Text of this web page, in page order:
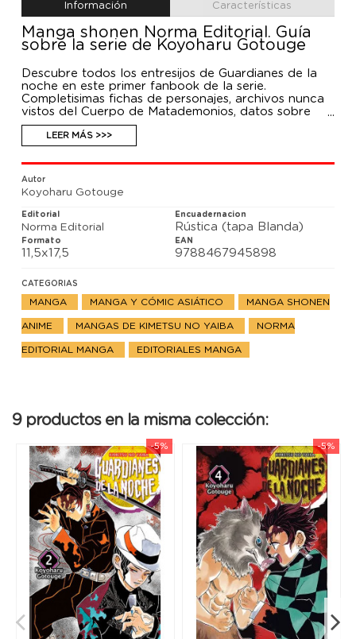
Información Características
Manga shonen Norma Editorial. Guía
sobre la serie de Koyoharu Gotouge
Descubre todos los entresijos de Guardianes de la
noche en este primer fanbook de la serie.
Completisimas fichas de personajes, archivos nunca
vistos del Cuerpo de Matademonios, datos sobre
Muzan y las lunas superiores, informes sobre los
sucesos más importantes de la trama... un volumen
imprescindible para cualquier fan!
¡INCLUYE EL BILLETE DEL TREN INFINITO!
LEER MÁS >>>
Autor
Koyoharu Gotouge
Editorial
Norma Editorial
Encuadernacion
Rústica (tapa Blanda)
Formato
11,5x17,5
EAN
9788467945898
CATEGORIAS
MANGA MANGA Y CÓMIC ASIÁTICO MANGA SHONEN
ANIME MANGAS DE KIMETSU NO YAIBA NORMA
EDITORIAL MANGA EDITORIALES MANGA
9 productos en la misma colección:
-5% -5%